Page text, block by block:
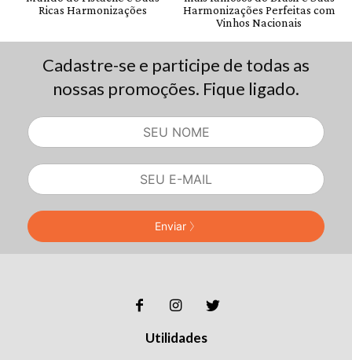
Cadastre-se e participe de todas as
nossas promoções. Fique ligado.
Enviar
Utilidades